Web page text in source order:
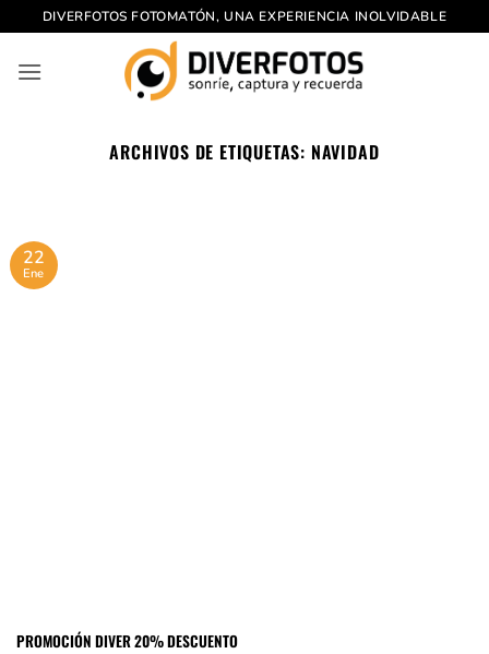
Saltar
al
contenido
DIVERFOTOS FOTOMATÓN, UNA EXPERIENCIA INOLVIDABLE
ARCHIVOS DE ETIQUETAS: NAVIDAD
PROMOCIÓN DIVER 20% DESCUENTO
22
Ene